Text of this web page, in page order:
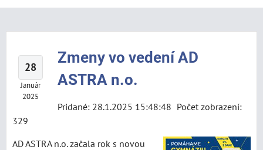
28
Január
2025
Zmeny vo vedení AD
ASTRA n.o.
Pridané: 28.1.2025 15:48:48 Počet zobrazení:
329
AD ASTRA n.o. začala rok s novou